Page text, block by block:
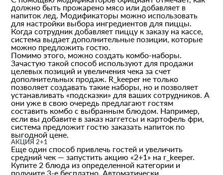
должно быть прожарено мясо или добавляет в
напиток лед. Модификаторы можно использовать
для настройки выбора ингредиентов для пиццы.
Когда сотрудник добавляет пиццу к заказу на кассе,
система выдает дополнительные позиции, которые
можно предложить гостю.
Помимо этого, можно создать комбо-наборы.
Зачастую такой способ используют для продажи
целевых позиций и увеличения чека за счет
дополнительных продаж. R_keeper не только
позволяет создавать такие наборы, но и позволяет
устанавливать «подсказки» для ваших сотрудников. А
они уже в свою очередь предлагают гостям
составить комбо с выбранным блюдом. Например,
если вы добавите в заказ наггетсы и картофель фри,
система предложит гостю заказать напиток по
выгодной цене.
АКЦИЯ 2+1
Еще один способ привлечь гостей и увеличить
средний чек — запустить акцию «2+1» на r_keeper.
Купите 2 блюда из определенной категории и
получите 3-е бесплатно. Автоматически